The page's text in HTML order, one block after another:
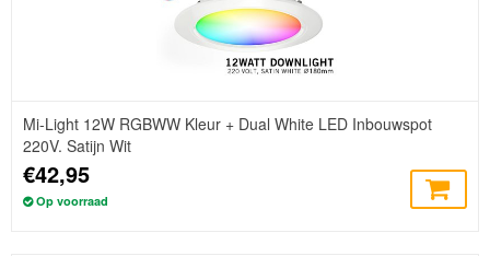
Mi-Light 12W RGBWW Kleur + Dual White LED Inbouwspot
220V. Satijn Wit
€42,95
Op voorraad